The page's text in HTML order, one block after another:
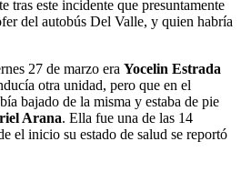
tras este incidente que presuntamente
del autobús Del Valle, y quien habría
27 de marzo era Yocelin Estrada
otra unidad, pero que en el
bajado de la misma y estaba de pie
Arana. Ella fue una de las 14
el inicio su estado de salud se reportó